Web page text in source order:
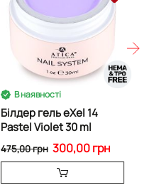
В наявності
Білдер гель eXel 14
Pastel Violet 30 ml
300,00 грн
475,00 грн